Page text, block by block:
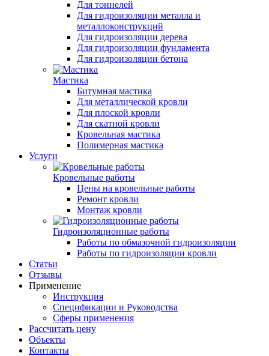
Для тоннелей
Для гидроизоляции металла и
металлоконструкций
Для гидроизоляции дерева
Для гидроизоляции фундамента
Для гидроизоляции бетона
Мастика
Битумная мастика
Для металлической кровли
Для плоской кровли
Для скатной кровли
Кровельная мастика
Полимерная мастика
Услуги
Кровельные работы
Цены на кровельные работы
Ремонт кровли
Монтаж кровли
Гидроизоляционные работы
Работы по обмазочной гидроизоляции
Работы по гидроизоляции кровли
Статьи
Отзывы
Применение
Инструкция
Спецификации и Руководства
Сферы применения
Рассчитать цену
Объекты
Контакты